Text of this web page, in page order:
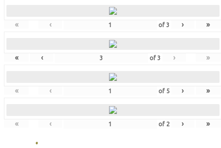
« ‹ of 3 › »
« ‹ of3 › »
« ‹ of 5 › »
« ‹ of 2 › »